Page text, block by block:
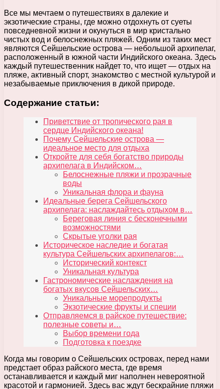
Все мы мечтаем о путешествиях в далекие и
экзотические страны, где можно отдохнуть от суеты
повседневной жизни и окунуться в мир кристально
чистых вод и белоснежных пляжей. Одним из таких мест
являются Сейшельские острова — небольшой архипелаг,
расположенный в южной части Индийского океана. Здесь
каждый путешественник найдет то, что ищет — отдых на
пляже, активный спорт, знакомство с местной культурой и
незабываемые приключения в дикой природе.
Содержание статьи:
Приветствие от тропического рая в
сердце Индийского океана!
Почему Сейшельские острова —
идеальное место для отдыха
Откройте для себя богатство природы
архипелага в Индийском…
Белоснежные пляжи и прозрачные
воды
Уникальная флора и фауна
Идеальные берега Сейшельского
архипелага: наслаждайтесь отдыхом в…
Береговая линия с бесконечными
возможностями
Скрытые уголки рая
Историческое наследие и богатая
культура Сейшельских архипелагов:…
Исторический контекст
Уникальная культура
Гастрономические наслаждения на
богатых вкусов Сейшельских…
Уникальные морепродукты
Экзотические фрукты и специи
Отправляемся в райское путешествие:
полезные советы и…
Выбор времени года
Подготовка к поездке
Когда мы говорим о Сейшельских островах, перед нами
предстает образ райского места, где время
останавливается и каждый миг наполнен невероятной
красотой и гармонией. Здесь вас ждут бескрайние пляжи